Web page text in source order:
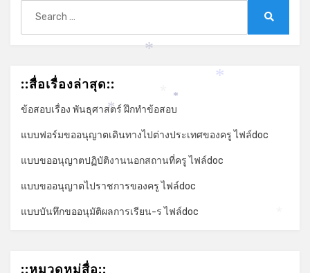
for:
::สื่อเรื่องล่าสุด::
ข้อสอบเรื่อง พันธุศาสตร์ ฝึกทำข้อสอบ
แบบฟอร์มขออนุญาตเดินทางไปต่างประเทศของครู ไฟล์doc
แบบขออนุญาตปฏิบัติงานนอกสถานที่ครู ไฟล์doc
แบบขออนุญาตไปราชการของครู ไฟล์doc
แบบบันทึกขออนุมัติผลการเรียน-ร ไฟล์doc
::หมวดหมู่สื่อ::
*
*